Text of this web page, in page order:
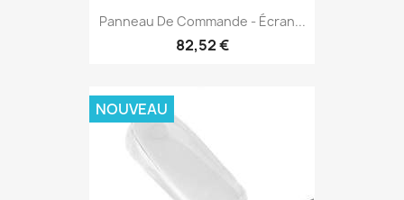
Panneau De Commande - Écran...
82,52 €
NOUVEAU